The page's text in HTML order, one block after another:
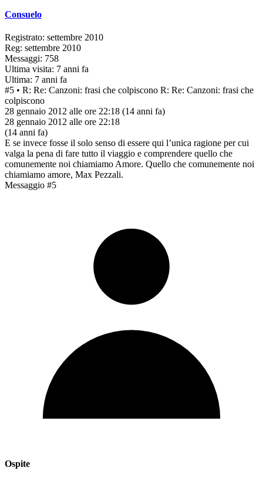
Consuelo
Registrato: settembre 2010
Reg: settembre 2010
Messaggi: 758
Ultima visita: 7 anni fa
Ultima: 7 anni fa
#5 • R: Re: Canzoni: frasi che colpiscono R: Re: Canzoni: frasi che
colpiscono
28 gennaio 2012 alle ore 22:18 (14 anni fa)
28 gennaio 2012 alle ore 22:18
(14 anni fa)
E se invece fosse il solo senso di essere qui l’unica ragione per cui
valga la pena di fare tutto il viaggio e comprendere quello che
comunemente noi chiamiamo Amore. Quello che comunemente noi
chiamiamo amore, Max Pezzali.
Messaggio #5
Ospite